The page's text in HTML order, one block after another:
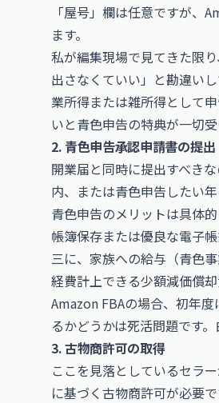
「屋号」欄は任意ですが、
ます。
私が編集現場で見てきた限
出さなくていい」と勘違い
業所得または雑所得として
いと青色申告の特典が一切受
2. 青色申告承認申請書の提出
開業届と同時に提出すべき
内、または青色申告したい年
青色申告のメリットは具体
帳簿保存または優良な電子
三に、家族への給与（青色
経費計上できる少額減価償却
Amazon FBAの場合、初年
るかどうかは死活問題です
3. 古物商許可の取得
ここを見落としているセラ
に基づく古物商許可が必要